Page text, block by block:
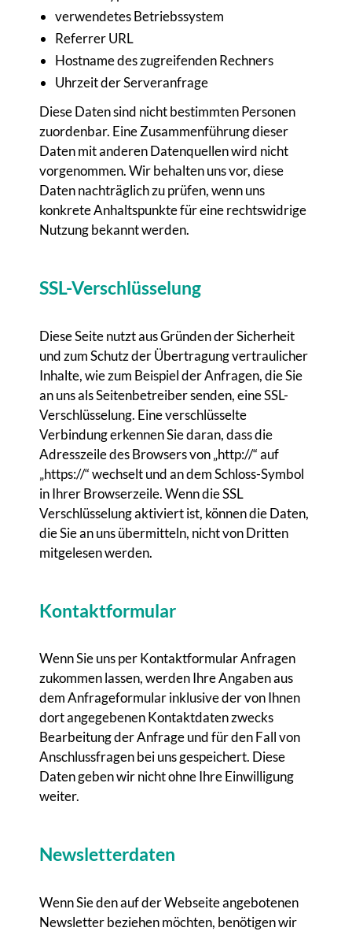
verwendetes Betriebssystem
Referrer URL
Hostname des zugreifenden Rechners
Uhrzeit der Serveranfrage
Diese Daten sind nicht bestimmten Personen
zuordenbar. Eine Zusammenführung dieser
Daten mit anderen Datenquellen wird nicht
vorgenommen. Wir behalten uns vor, diese
Daten nachträglich zu prüfen, wenn uns
konkrete Anhaltspunkte für eine rechtswidrige
Nutzung bekannt werden.
SSL-Verschlüsselung
Diese Seite nutzt aus Gründen der Sicherheit
und zum Schutz der Übertragung vertraulicher
Inhalte, wie zum Beispiel der Anfragen, die Sie
an uns als Seitenbetreiber senden, eine SSL-
Verschlüsselung. Eine verschlüsselte
Verbindung erkennen Sie daran, dass die
Adresszeile des Browsers von „http://“ auf
„https://“ wechselt und an dem Schloss-Symbol
in Ihrer Browserzeile. Wenn die SSL
Verschlüsselung aktiviert ist, können die Daten,
die Sie an uns übermitteln, nicht von Dritten
mitgelesen werden.
Kontaktformular
Wenn Sie uns per Kontaktformular Anfragen
zukommen lassen, werden Ihre Angaben aus
dem Anfrageformular inklusive der von Ihnen
dort angegebenen Kontaktdaten zwecks
Bearbeitung der Anfrage und für den Fall von
Anschlussfragen bei uns gespeichert. Diese
Daten geben wir nicht ohne Ihre Einwilligung
weiter.
Newsletterdaten
Wenn Sie den auf der Webseite angebotenen
Newsletter beziehen möchten, benötigen wir